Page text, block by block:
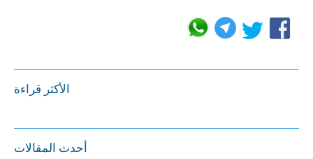
الأكثر قراءة
أحدث المقالات